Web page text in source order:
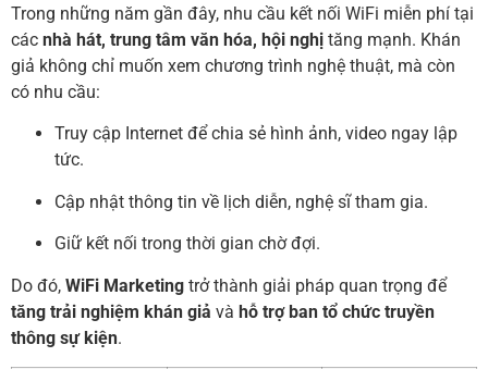
Trong những năm gần đây, nhu cầu kết nối WiFi miễn phí tại
các nhà hát, trung tâm văn hóa, hội nghị tăng mạnh. Khán
giả không chỉ muốn xem chương trình nghệ thuật, mà còn
có nhu cầu:
Truy cập Internet để chia sẻ hình ảnh, video ngay lập
tức.
Cập nhật thông tin về lịch diễn, nghệ sĩ tham gia.
Giữ kết nối trong thời gian chờ đợi.
Do đó, WiFi Marketing trở thành giải pháp quan trọng để
tăng trải nghiệm khán giả và hỗ trợ ban tổ chức truyền
thông sự kiện.